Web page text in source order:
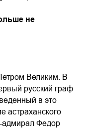
не
Великим. В
русский граф
в это
астраханского
адмирал Федор